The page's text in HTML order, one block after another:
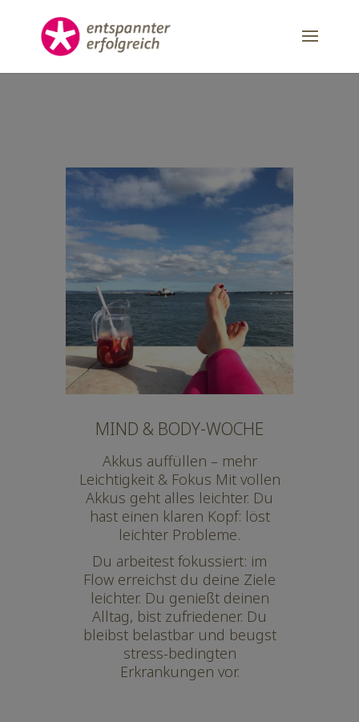
MIND & BODY-WOCHE
Akkus auffüllen – mehr
Leichtigkeit & Fokus Mit vollen
Akkus geht alles leichter. Du
hast einen klaren Kopf: löst
leichter Probleme.
Du arbeitest fokussiert: im
Flow erreichst du deine Ziele
leichter. Du genießt deinen
Alltag, bist zufriedener. Du
bleibst belastbar und beugst
stress-bedingten
Erkrankungen vor.